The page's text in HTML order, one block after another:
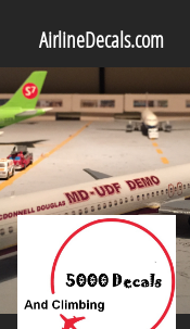
AirlineDecals.com